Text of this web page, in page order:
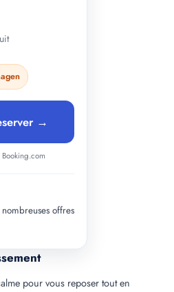
pour vous reposer tout en
→
offres